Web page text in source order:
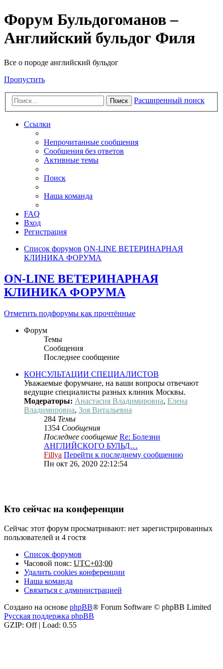
Форум Бульдогоманов –
Английский бульдог Филя
Все о породе английский бульдог
Пропустить
Поиск Расширенный поиск
Ссылки
Непрочитанные сообщения
Сообщения без ответов
Активные темы
Поиск
Наша команда
FAQ
Вход
Регистрация
Список форумов ON-LINE ВЕТЕРИНАРНАЯ
КЛИНИКА ФОРУМА
ON-LINE ВЕТЕРИНАРНАЯ
КЛИНИКА ФОРУМА
Отметить подфорумы как прочтённые
Форум
Темы
Сообщения
Последнее сообщение
КОНСУЛЬТАЦИИ СПЕЦИАЛИСТОВ
Уважаемые форумчане, на ваши вопросы отвечают
ведущие специалисты разных клиник Москвы.
Модераторы: Анастасия Владимировна, Елена
Владимировна, Зоя Витальевна
284 Темы
1354 Сообщения
Последнее сообщение Re: Болезни
АНГЛИЙСКОГО БУЛЬД…
Fillya Перейти к последнему сообщению
Пн окт 26, 2020 22:12:54
Кто сейчас на конференции
Сейчас этот форум просматривают: нет зарегистрированных
пользователей и 4 гостя
Список форумов
Часовой пояс: UTC+03:00
Удалить cookies конференции
Наша команда
Связаться с администрацией
Создано на основе phpBB® Forum Software © phpBB Limited
Русская поддержка phpBB
GZIP: Off | Load: 0.55